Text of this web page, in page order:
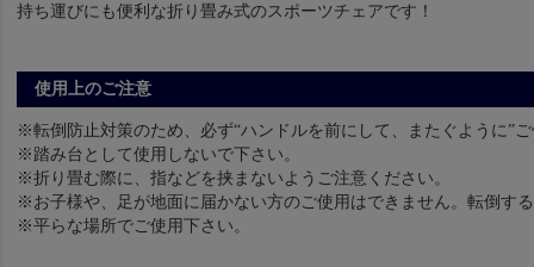
持ち運びにも便利な折り畳み式のスポーツチェアです！
使用上のご注意
※転倒防止対策のため、必ず“ハンドルを前にして、またぐように”
※踏み台として使用しないで下さい。
※折り畳む際に、指などを挟まないようご注意ください。
※お子様や、足が地面に届かない方のご使用はできません。転倒す
※平らな場所でご使用下さい。